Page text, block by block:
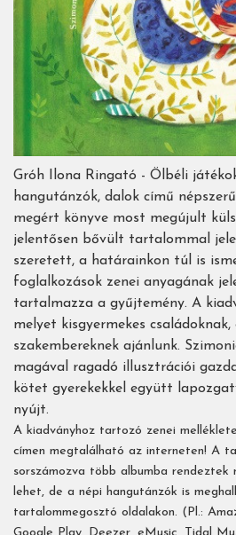
Gróh Ilona Ringató - Ölbéli
hangutánzók, dalok című
megért könyve most megújult
jelentősen bővült tartalommal
szeretett, a határainkon túl is
foglalkozások zenei anyagának
tartalmazza a gyűjtemény. A
melyet kisgyermekes
szakembereknek ajánlunk.
magával ragadó illusztrációi
kötet gyerekekkel együtt
nyújt.
A kiadványhoz tartozó zenei
címen megtalálható az interneten! A
sorszámozva több albumba rendeztek
lehet, de a népi hangutánzók is
tartalommegosztó oldalakon. (Pl.: